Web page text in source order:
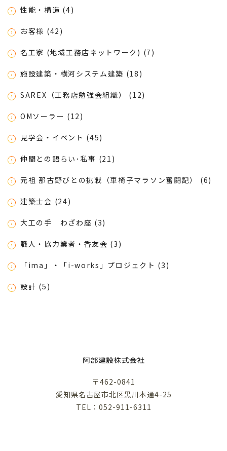
性能・構造 (4)
お客様 (42)
名工家 (地域工務店ネットワーク) (7)
施設建築・横河システム建築 (18)
SAREX（工務店勉強会組織） (12)
OMソーラー (12)
見学会・イベント (45)
仲間との語らい･私事 (21)
元祖 那古野びとの挑戦（車椅子マラソン奮闘記） (6)
建築士会 (24)
大工の手 わざわ座 (3)
職人・協力業者・香友会 (3)
「ima」・「i-works」プロジェクト (3)
設計 (5)
〒462-0841
愛知県名古屋市北区黒川本通4-25
TEL：052-911-6311